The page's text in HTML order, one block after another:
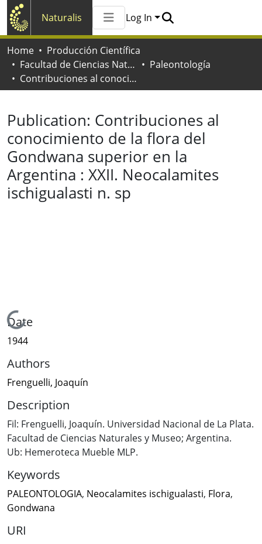
Naturalis
All of Naturalis
Log In
Home
Producción Científica
Facultad de Ciencias Naturales y Museo
Paleontología
Contribuciones al conocimiento de la flora del Gondwana superior en la Argentina : XXII. Neocalamites ischigualasti n. sp
Publication: Contribuciones al
conocimiento de la flora del
Gondwana superior en la
Argentina : XXII. Neocalamites
ischigualasti n. sp
Loading...
Date
1944
Authors
Frenguelli, Joaquín
Description
Fil: Frenguelli, Joaquín. Universidad Nacional de La Plata.
Facultad de Ciencias Naturales y Museo; Argentina.
Ub: Hemeroteca Mueble MLP.
Keywords
PALEONTOLOGIA, Neocalamites ischigualasti, Flora,
Gondwana
URI